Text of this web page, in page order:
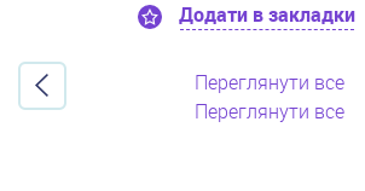
Додати в закладки
Переглянути все
Переглянути все